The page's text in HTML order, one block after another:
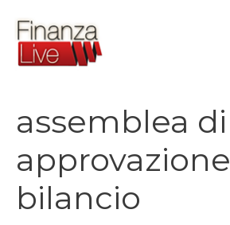
contenuto
assemblea di
approvazione
bilancio